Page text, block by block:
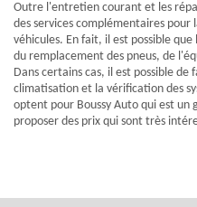
Outre l'entretien courant et les
des services complémentaires
véhicules. En fait, il est possible
du remplacement des pneus, de
Dans certains cas, il est possible
climatisation et la vérification des
optent pour Boussy Auto qui est un
proposer des prix qui sont très